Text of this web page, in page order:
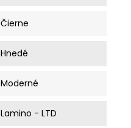
Čierne
Hnedé
Moderné
Lamino - LTD